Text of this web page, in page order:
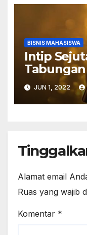
BISNIS MAHASISWA
Intip
Tabungan
JUN 1, 2022
Alamat email
Ruas yang wajib
Komentar *